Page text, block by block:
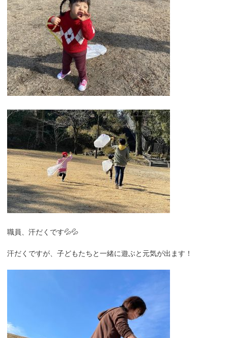
職員、汗だくです💦💦
汗だくですが、子どもたちと一緒に遊ぶと元気が出ます！